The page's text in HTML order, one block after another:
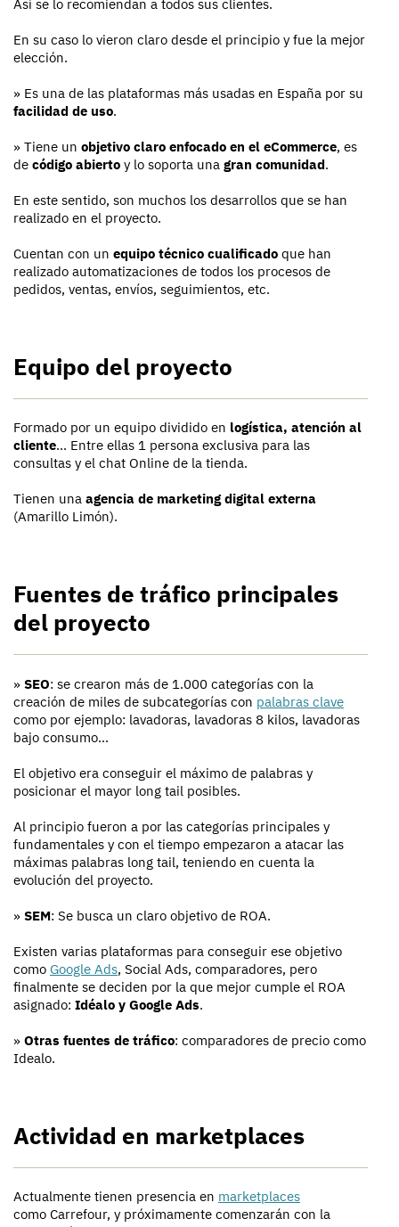
Así se lo recomiendan a todos sus clientes.
En su caso lo vieron claro desde el principio y fue la mejor
elección.
» Es una de las plataformas más usadas en España por su
facilidad de uso.
» Tiene un objetivo claro enfocado en el eCommerce, es
de código abierto y lo soporta una gran comunidad.
En este sentido, son muchos los desarrollos que se han
realizado en el proyecto.
Cuentan con un equipo técnico cualificado que han
realizado automatizaciones de todos los procesos de
pedidos, ventas, envíos, seguimientos, etc.
Equipo del proyecto
Formado por un equipo dividido en logística, atención al
cliente... Entre ellas 1 persona exclusiva para las
consultas y el chat Online de la tienda.
Tienen una agencia de marketing digital externa
(Amarillo Limón).
Fuentes de tráfico principales
del proyecto
» SEO: se crearon más de 1.000 categorías con la
creación de miles de subcategorías con palabras clave
como por ejemplo: lavadoras, lavadoras 8 kilos, lavadoras
bajo consumo...
El objetivo era conseguir el máximo de palabras y
posicionar el mayor long tail posibles.
Al principio fueron a por las categorías principales y
fundamentales y con el tiempo empezaron a atacar las
máximas palabras long tail, teniendo en cuenta la
evolución del proyecto.
» SEM: Se busca un claro objetivo de ROA.
Existen varias plataformas para conseguir ese objetivo
como Google Ads, Social Ads, comparadores, pero
finalmente se deciden por la que mejor cumple el ROA
asignado: Idéalo y Google Ads.
» Otras fuentes de tráfico: comparadores de precio como
Idealo.
Actividad en marketplaces
Actualmente tienen presencia en marketplaces
como Carrefour, y próximamente comenzarán con la